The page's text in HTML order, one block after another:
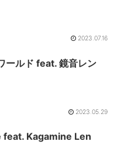
2023.07.16
ールド feat. 鏡音レン
2023.05.29
feat. Kagamine Len